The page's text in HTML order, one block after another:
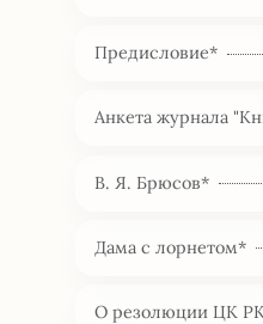
Предисловие*
Анкета журнала
В. Я. Брюсов*
Дама с лорнетом*
О резолюции ЦК